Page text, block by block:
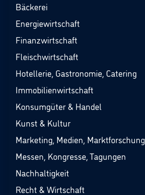
Bäckerei
Energiewirtschaft
Finanzwirtschaft
Fleischwirtschaft
Hotellerie, Gastronomie, Catering
Immobilienwirtschaft
Konsumgüter & Handel
Kunst & Kultur
Marketing, Medien, Marktforschung
Messen, Kongresse, Tagungen
Nachhaltigkeit
Recht & Wirtschaft